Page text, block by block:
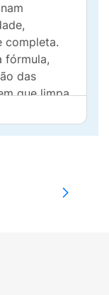
completa.
fórmula,
das
que limpa,